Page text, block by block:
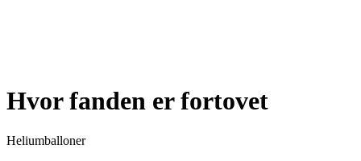
Hvor fanden er fortovet
Heliumballoner